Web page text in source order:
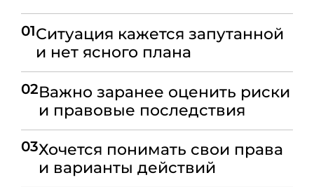
01Ситуация кажется запутанной
и нет ясного плана
02Важно заранее оценить риски
и правовые последствия
03Хочется понимать свои права
и варианты действий